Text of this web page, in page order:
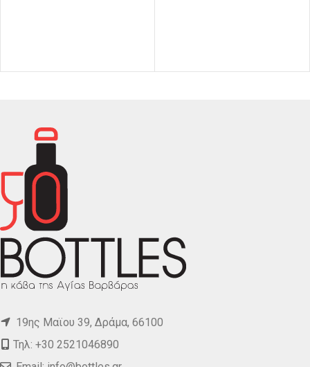
19ης Μαϊου 39, Δράμα, 66100
Τηλ: +30 2521046890